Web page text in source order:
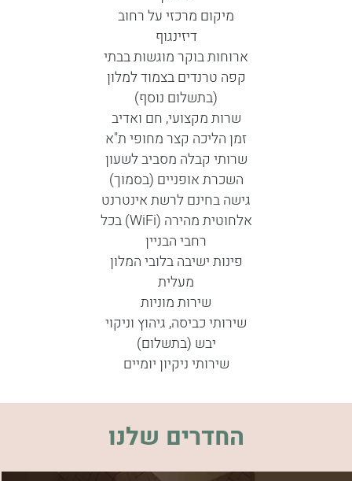
מיקום מרכזי על רחוב
דיזינגוף
ארוחות בוקר מוגשות בבתי
קפה טרנדים בצמוד למלון
(בתשלום נוסף)
שרות מקצועי, חם ואדיב
זמן הליכה קצר מחופי ת"א
שרותי קבלה מסביב לשעון
השכרת אופניים (בסמוך)
גישה בחינם לרשת אינטרנט
אלחוטית מהירה (WiFi) בכל
רחבי הבניין
פינות ישיבה בלובי המלון
מעלית
שירות מוניות
שירותי כביסה, גיהוץ וניקוי
יבש (בתשלום)
שירותי ניקיון יומיים
החדרים שלנו